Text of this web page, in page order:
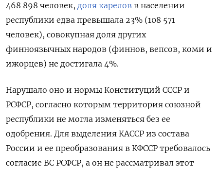
468 898 человек, доля карелов в населении
республики едва превышала 23% (108 571
человек), совокупная доля других
финноязычных народов (финнов, вепсов, коми и
ижорцев) не достигала 4%.
Нарушало оно и нормы Конституций СССР и
РСФСР, согласно которым территория союзной
республики не могла изменяться без ее
одобрения. Для выделения КАССР из состава
России и ее преобразования в КФССР требовалось
согласие ВС РСФСР, а он не рассматривал этот